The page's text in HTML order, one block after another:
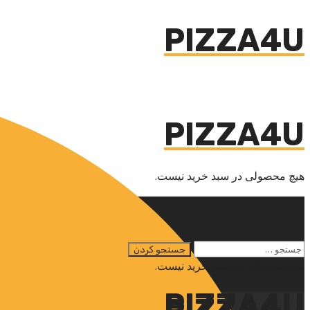
PIZZA4U
هیچ محصولی در سبد خرید نیست.
PIZZA4U
هیچ محصولی در سبد خرید نیست.